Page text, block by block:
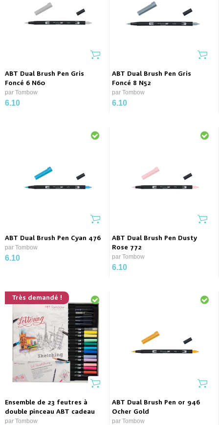
ABT Dual Brush Pen Gris
Foncé 6 N60
par Tombow
6.10
ABT Dual Brush Pen Gris
Foncé 8 N52
par Tombow
6.10
ABT Dual Brush Pen Cyan 476
par Tombow
6.10
ABT Dual Brush Pen Dusty
Rose 772
par Tombow
6.10
Très demandé !
Ensemble de 23 feutres à
double pinceau ABT cadeau
par Tombow
ABT Dual Brush Pen or 946
Ocher Gold
par Tombow